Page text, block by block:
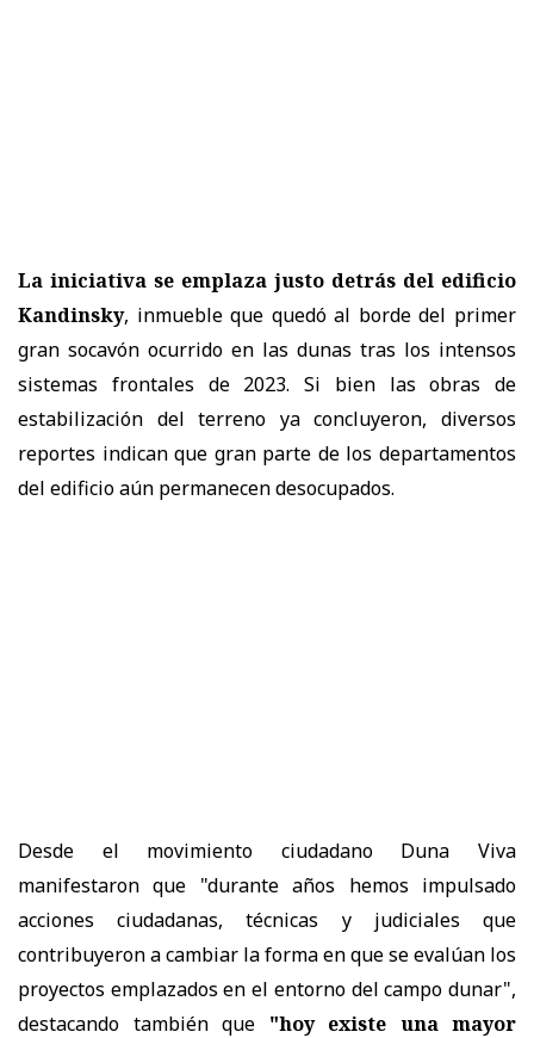
La iniciativa se emplaza justo detrás del edificio
Kandinsky, inmueble que quedó al borde del primer
gran socavón ocurrido en las dunas tras los intensos
sistemas frontales de 2023. Si bien las obras de
estabilización del terreno ya concluyeron, diversos
reportes indican que gran parte de los departamentos
del edificio aún permanecen desocupados.
Desde el movimiento ciudadano Duna Viva
manifestaron que "durante años hemos impulsado
acciones ciudadanas, técnicas y judiciales que
contribuyeron a cambiar la forma en que se evalúan los
proyectos emplazados en el entorno del campo dunar",
destacando también que "hoy existe una mayor